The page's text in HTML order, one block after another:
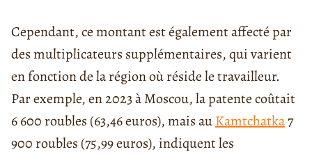
Cependant, ce montant est également affecté par
des multiplicateurs supplémentaires, qui varient
en fonction de la région où réside le travailleur.
Par exemple, en 2023 à Moscou, la patente coûtait
6 600 roubles (63,46 euros), mais auKamtchatka7
900 roubles (75,99 euros), indiquent les